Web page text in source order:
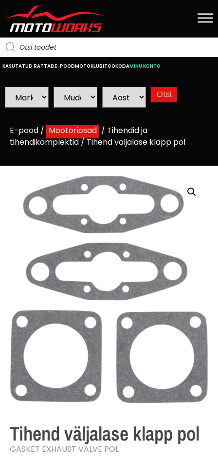
KASUTATUD RATTADE-POODMOTOKLUBITÖÖKODAMINU KONTO
E-pood / Mootoriosad / Tihendid ja
tihendikomplektid/ Tihend väljalase klapp pol
Tihend väljalase klapp pol
GASKET EXHAUST VALVE POL